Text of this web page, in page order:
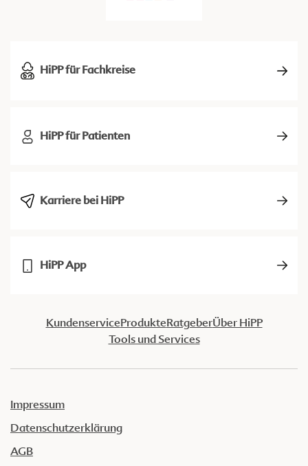
HiPP für Fachkreise
HiPP für Patienten
Karriere bei HiPP
HiPP App
KundenserviceProdukteRatgeberÜber HiPP
Tools und Services
Impressum
Datenschutzerklärung
AGB